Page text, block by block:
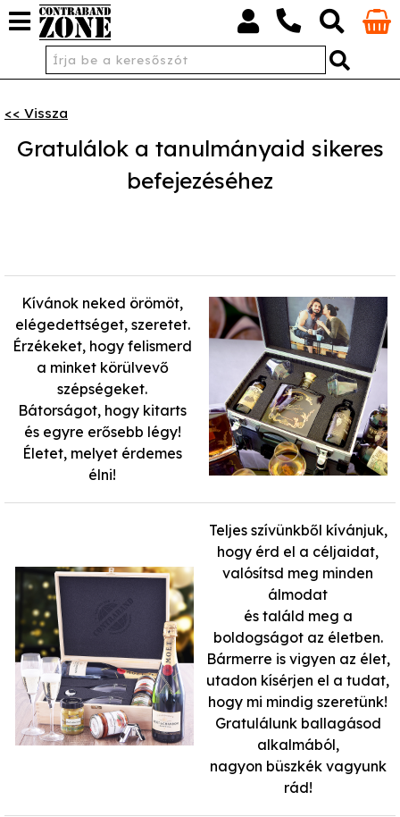
<< Vissza
Gratulálok a tanulmányaid sikeres
befejezéséhez
Kívánok neked örömöt,
elégedettséget, szeretet.
Érzékeket, hogy felismerd
a minket körülvevő
szépségeket.
Bátorságot, hogy kitarts
és egyre erősebb légy!
Életet, melyet érdemes
élni!
Teljes szívünkből kívánjuk,
hogy érd el a céljaidat,
valósítsd meg minden
álmodat
és találd meg a
boldogságot az életben.
Bármerre is vigyen az élet,
utadon kísérjen el a tudat,
hogy mi mindig szeretünk!
Gratulálunk ballagásod
alkalmából,
nagyon büszkék vagyunk
rád!